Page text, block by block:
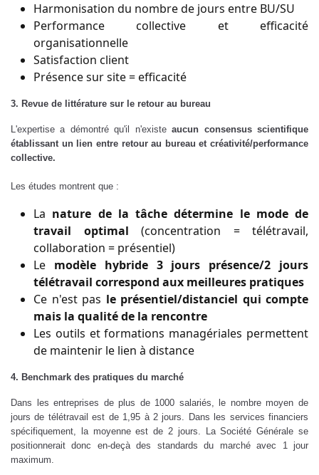
Harmonisation du nombre de jours entre BU/SU
Performance collective et efficacité
organisationnelle
Satisfaction client
Présence sur site = efficacité
3. Revue de littérature sur le retour au bureau
L'expertise a démontré qu'il n'existeaucun consensus scientifique
établissant un lien entre retour au bureau et créativité/performance
collective.
Les études montrent que :
La nature de la tâche détermine le mode de
travail optimal (concentration = télétravail,
collaboration = présentiel)
Le modèle hybride 3 jours présence/2 jours
télétravail correspond aux meilleures pratiques
Ce n'est pas le présentiel/distanciel qui compte
mais la qualité de la rencontre
Les outils et formations managériales permettent
de maintenir le lien à distance
4. Benchmark des pratiques du marché
Dans les entreprises de plus de 1000 salariés, le nombre moyen de
jours de télétravail est de 1,95 à 2 jours. Dans les services financiers
spécifiquement, la moyenne est de 2 jours. La Société Générale se
positionnerait donc en-deçà des standards du marché avec 1 jour
maximum.